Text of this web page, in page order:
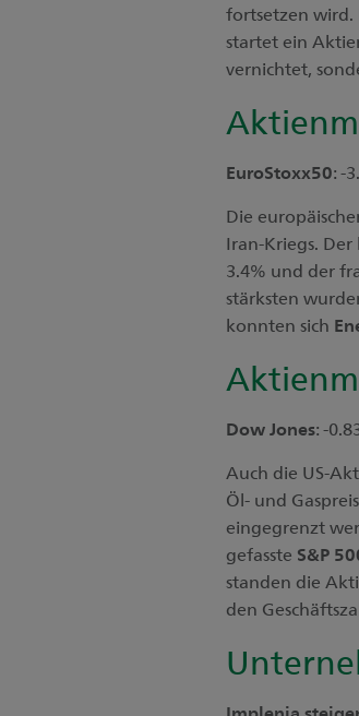
fortsetzen wird.
startet ein
vernichtet,
EuroStoxx50: -
Die
Iran-Kriegs.
3.4% und der
stärksten
konnten sich
Dow Jones: -
Auch die US-
Öl- und
eingegrenzt
gefasste S&P
standen die
den